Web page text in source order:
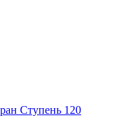
Ступень 120